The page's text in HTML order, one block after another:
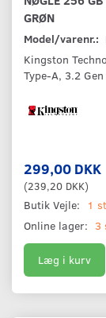
GRØN
Model/varenr.:
Kingston
Type-A, 3.2
299,00 DKK
(239,20 DKK)
Butik Vejle:
1
Online lager: 3
Læg i kurv